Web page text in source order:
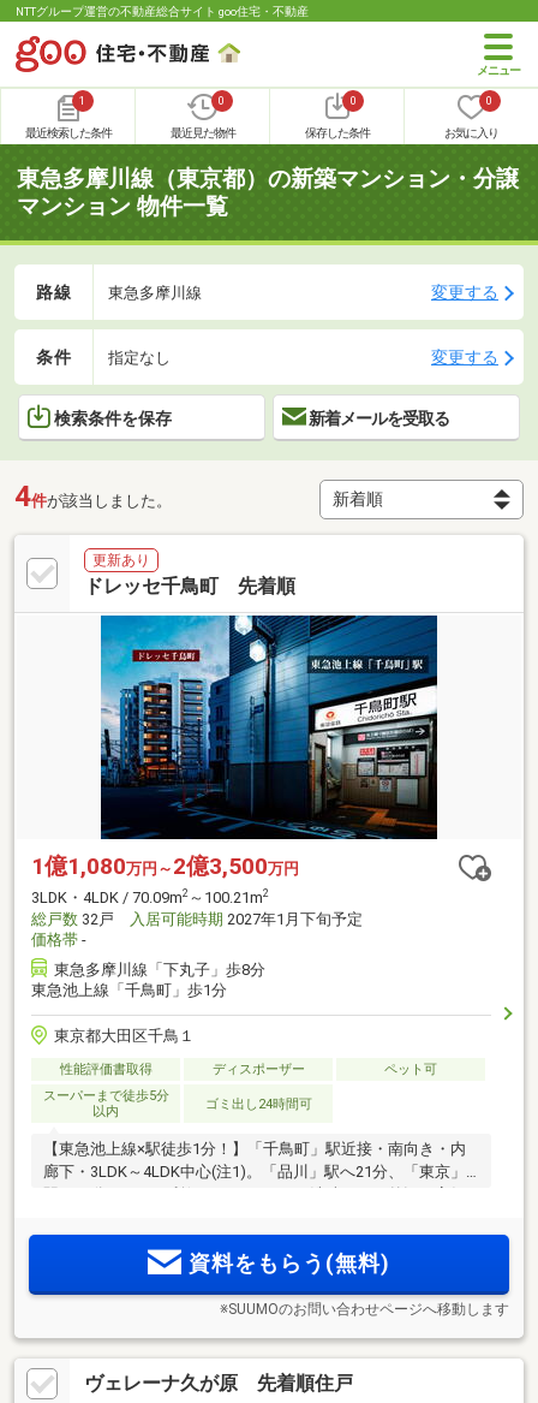
NTTグループ運営の不動産総合サイト goo住宅・不動産
1
最近検索した条件
0
最近見た物件
0
保存した条件
0
お気に入り
東急多摩川線（東京都）の新築マンション・分譲
マンション 物件一覧
路線 東急多摩川線 変更する
条件 指定なし 変更する
検索条件を保存 新着メールを受取る
4件が該当しました。
更新あり
ドレッセ千鳥町 先着順
1億1,080万円～ 2億3,500万円
3LDK・4LDK / 70.09m2 ～100.21m2
総戸数 32戸 入居可能時期 2027年1月下旬予定
価格帯 -
東急多摩川線「下丸子」歩8分
東急池上線「千鳥町」歩1分
東京都大田区千鳥１
性能評価書取得 ディスポーザー
ペット可
スーパーまで徒歩5分
以内
ゴミ出し24時間可
【東急池上線×駅徒歩1分！】「千鳥町」駅近接・南向き・内
廊下・3LDK～4LDK中心(注1)。「品川」駅へ21分、「東京」
分、小学校・保育園も徒歩3分以内の好利便立地
資料をもらう(無料)
※SUUMOのお問い合わせページへ移動します
ヴェレーナ久が原 先着順住戸